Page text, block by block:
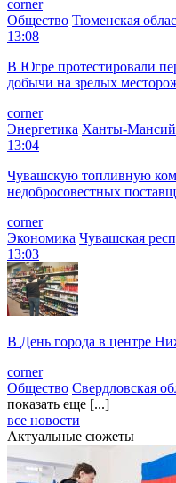
corner
Общество Тюменская
13:08
В Югре протестировали
добычи на зрелых
corner
Энергетика Ханты-
13:04
Чувашскую топливную
недобросовестных
corner
Экономика Чувашская
13:03
В День города в центре
corner
Общество Свердловская
показать еще [...]
все новости
Актуальные сюжеты